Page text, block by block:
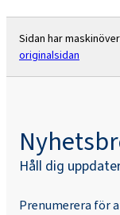
Sidan har
originalsidan
Håll dig
Prenumerera för